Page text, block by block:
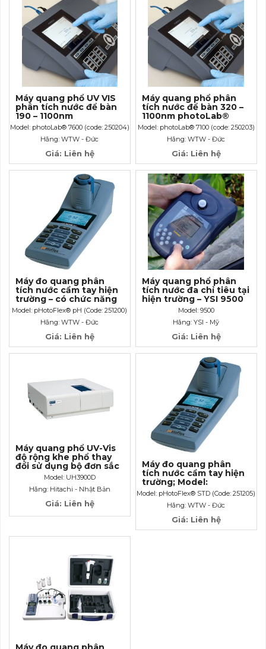
Máy quang phổ UV VIS
phân tích nước để bàn
190 – 1100nm
photoLab® 7600
Model: photoLab® 7600 (code: 250204)
Hãng: WTW - Đức
Giá: Liên hệ
Máy quang phổ phân
tích nước để bàn 320 –
1100nm photoLab®
7100 (code: 250203)
Model: photoLab® 7100 (code: 250203)
Hãng: WTW - Đức
Giá: Liên hệ
Máy đo quang phân
tích nước cầm tay hiện
trường – có chức năng
đo pH; Model:
pHotoFlex® pH (Code:
251200)
Model: pHotoFlex® pH (Code: 251200)
Hãng: WTW - Đức
Giá: Liên hệ
Máy quang phổ phân
tích nước đa chỉ tiêu tại
hiện trường – YSI 9500
Model: 9500
Hãng: YSI - Mỹ
Giá: Liên hệ
Máy quang phổ UV-Vis
độ rộng khe phổ thay
đổi sử dụng bộ đơn sắc
kép; Model: UH3900D
Model: UH3900D
Hãng: Hitachi - Nhật Bản
Giá: Liên hệ
Máy đo quang phân
tích nước cầm tay hiện
trường; Model:
pHotoFlex® STD (Code:
251205)
Model: pHotoFlex® STD (Code: 251205)
Hãng: WTW - Đức
Giá: Liên hệ